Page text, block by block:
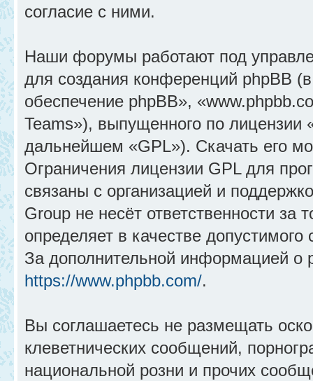
согласие с ними.
Наши форумы работают под
для создания конференций phpBB
обеспечение phpBB»,
Teams»), выпущенного по лицензии
дальнейшем «GPL»). Скачать его
Ограничения лицензии GPL для
связаны с организацией и
Group не несёт ответственности
определяет в качестве
За дополнительной информацией о
https://www.phpbb.com/.
Вы соглашаетесь не размещать
клеветнических сообщений,
национальной розни и прочих